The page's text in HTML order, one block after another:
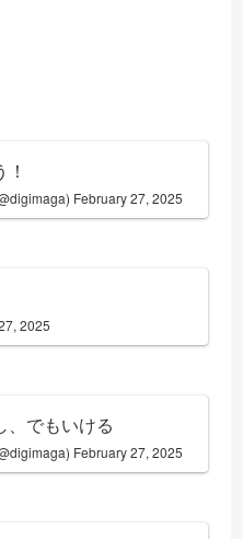
February 27, 2025
2025
、でもいける
February 27, 2025